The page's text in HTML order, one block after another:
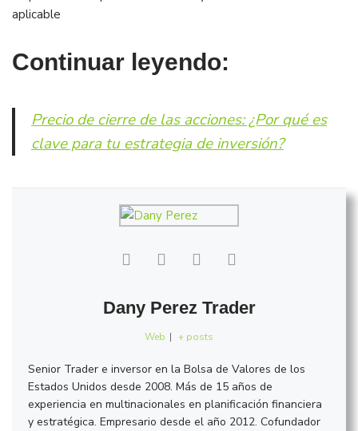
aplicable
Continuar leyendo:
Precio de cierre de las acciones: ¿Por qué es
clave para tu estrategia de inversión?
Dany Perez Trader
Web | + posts
Senior Trader e inversor en la Bolsa de Valores de los
Estados Unidos desde 2008. Más de 15 años de
experiencia en multinacionales en planificación financiera
y estratégica. Empresario desde el año 2012. Cofundador